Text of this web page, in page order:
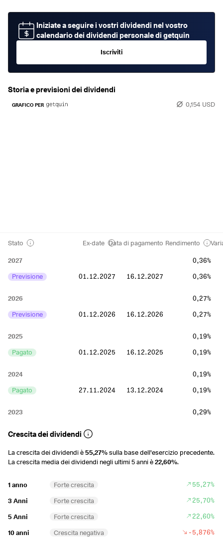
Iniziate a seguire i vostri dividendi nel vostro
calendario dei dividendi personale di getquin
Iscriviti
Storia e previsioni dei dividendi
0,154 USD
GRAFICO PER
Stato Ex-date Data di pagamento Rendimento
2027
0,36%
Previsione
01.12.2027 16.12.2027 0,36%
2026
0,27%
Previsione
01.12.2026 16.12.2026 0,27%
2025
0,19%
Pagato
01.12.2025 16.12.2025 0,19%
2024
0,19%
Pagato
27.11.2024 13.12.2024 0,19%
2023
0,29%
29.11.2023
2022
0,38%
Pagato
29.11.2022 15.12.2022
2021
0,28%
Pagato
29.11.2021 0,28%
Crescita dei dividendi
La crescita dei dividendi è55,27%sulla base dell'esercizio precedente.
La crescita media dei dividendi negli ultimi 5 anni è22,60%.
1 anno Forte crescita 55,27%
3 Anni Forte crescita 25,70%
5 Anni Forte crescita 22,60%
10 anni Crescita negativa -5,876%